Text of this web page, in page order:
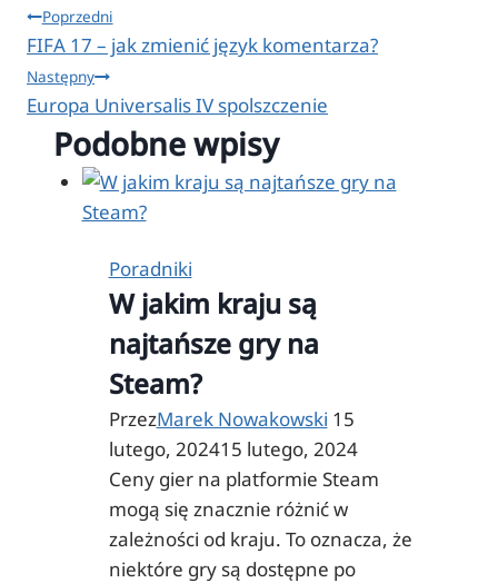
Nawigacja
wpisu
Poprzedni
FIFA 17 – jak zmienić język komentarza?
Następny
Europa Universalis IV spolszczenie
Podobne wpisy
Poradniki
W jakim kraju są
najtańsze gry na
Steam?
PrzezMarek Nowakowski 15
lutego, 202415 lutego, 2024
Ceny gier na platformie Steam
mogą się znacznie różnić w
zależności od kraju. To oznacza, że
niektóre gry są dostępne po